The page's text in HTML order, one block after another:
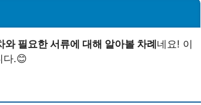
와 필요한 서류에 대해 알아볼 차례 네요! 이
다.😊